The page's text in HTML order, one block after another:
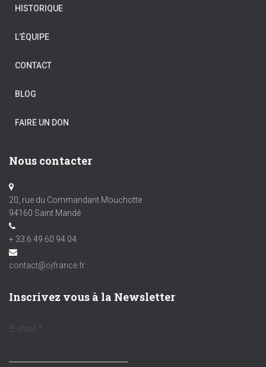
HISTORIQUE
L’ÉQUIPE
CONTACT
BLOG
FAIRE UN DON
Nous contacter
20, rue du Commandant Mouchotte
94160 Saint Mandé
+ 33 6 49 60 94 04
contact@ojfrance.fr
Inscrivez vous à la Newsletter
E-mail *